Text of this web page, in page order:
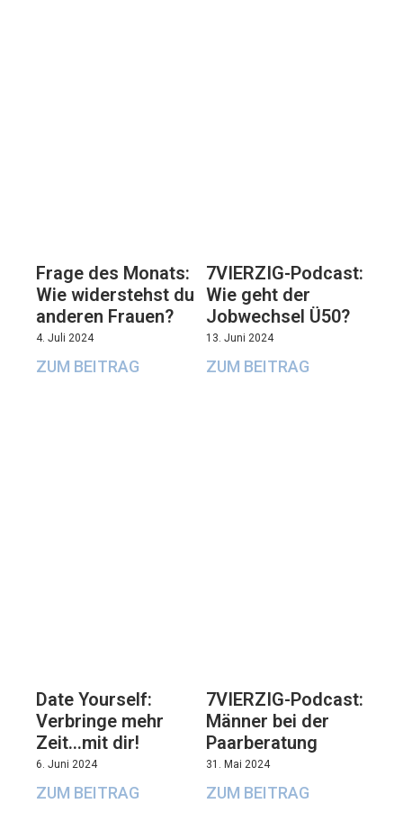
Frage des Monats:
Wie widerstehst du
anderen Frauen?
4. Juli 2024
ZUM BEITRAG
7VIERZIG-Podcast:
Wie geht der
Jobwechsel Ü50?
13. Juni 2024
ZUM BEITRAG
Date Yourself:
Verbringe mehr
Zeit…mit dir!
6. Juni 2024
ZUM BEITRAG
7VIERZIG-Podcast:
Männer bei der
Paarberatung
31. Mai 2024
ZUM BEITRAG